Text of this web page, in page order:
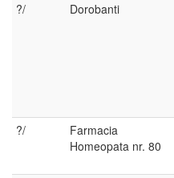
?/ Dorobanti
?/
Farmacia
Homeopata nr. 80